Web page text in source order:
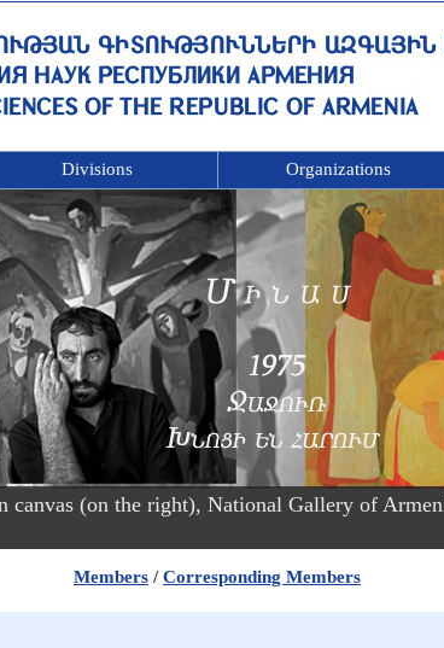
Divisions Organizations
(on the right), National Gallery of
Members /Corresponding Members